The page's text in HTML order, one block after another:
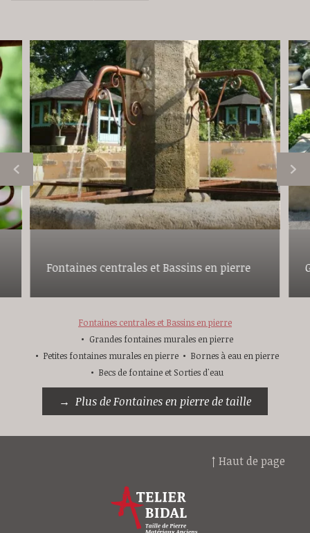
Fontaines centrales et Bassins en pierre
Fontaines centrales et Bassins en pierre
Grandes fontaines murales en pierre
Petites fontaines murales en pierre
Bornes à eau en pierre
Becs de fontaine et Sorties d'eau
Plus de Fontaines en pierre de taille
↑ Haut de page